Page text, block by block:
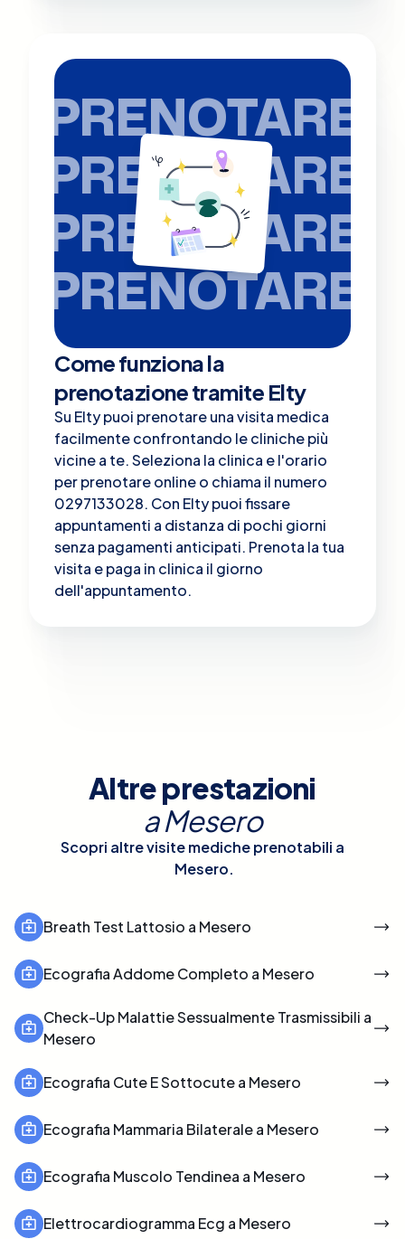
PRENOTARE
PRENOTARE
PRENOTARE
PRENOTARE
Come funziona la
prenotazione tramite Elty
Su Elty puoi prenotare una visita medica
facilmente confrontando le cliniche più
vicine a te. Seleziona la clinica e l'orario
per prenotare online o chiama il numero
0297133028. Con Elty puoi fissare
appuntamenti a distanza di pochi giorni
senza pagamenti anticipati. Prenota la tua
visita e paga in clinica il giorno
dell'appuntamento.
Altre prestazioni
aMesero
Scopri altre visite mediche prenotabili a
Mesero.
Breath Test Lattosio a Mesero
Ecografia Addome Completo a Mesero
Check-Up Malattie Sessualmente Trasmissibili a
Mesero
Ecografia Cute E Sottocute a Mesero
Ecografia Mammaria Bilaterale a Mesero
Ecografia Muscolo Tendinea a Mesero
Elettrocardiogramma Ecg a Mesero